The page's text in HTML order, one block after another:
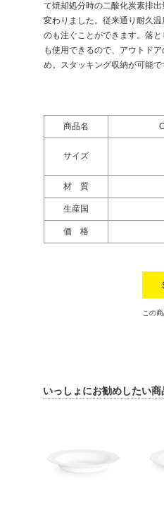
て焼却処分時の二酸化炭素排
変わりました。従来通り耐久
のも注ぐことができます。落
も使用できるので、アウトド
め。スタッキング収納が可能で
商品名
サイズ
材 質
生産国
価 格
この
いっしょにお勧めしたい商